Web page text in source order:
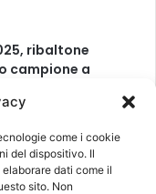
come i cookie
del dispositivo. Il
dati come il
sito. Non
ribaltone
campione a